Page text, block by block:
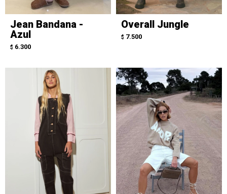
Jean Bandana -
Azul
$ 6.300
Overall Jungle
$ 7.500